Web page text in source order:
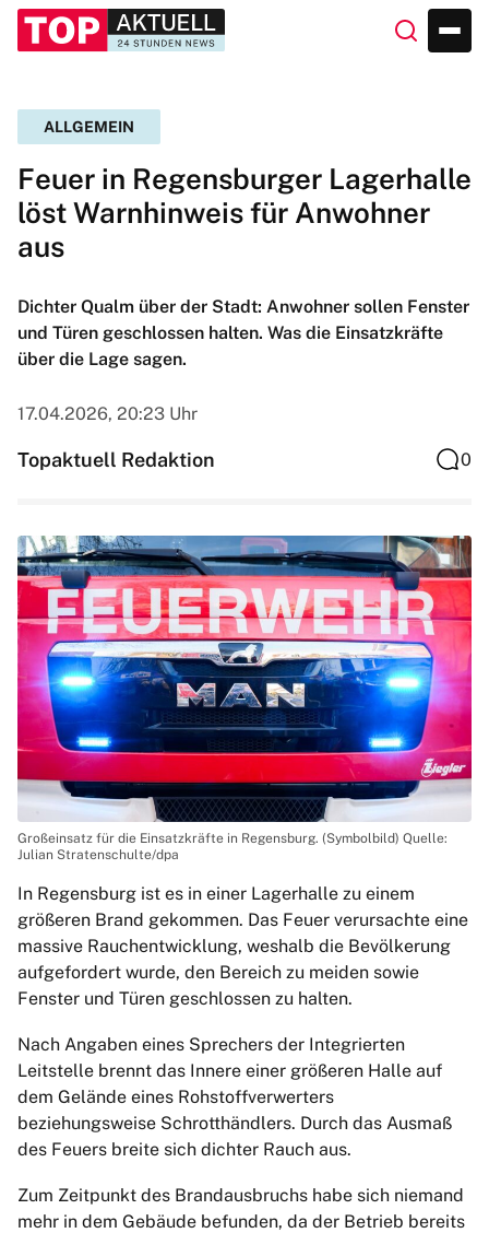
ALLGEMEIN
Feuer in Regensburger Lagerhalle
löst Warnhinweis für Anwohner
aus
Dichter Qualm über der Stadt: Anwohner sollen Fenster
und Türen geschlossen halten. Was die Einsatzkräfte
über die Lage sagen.
17.04.2026, 20:23 Uhr
Topaktuell Redaktion 0
Großeinsatz für die Einsatzkräfte in Regensburg. (Symbolbild) Quelle:
Julian Stratenschulte/dpa
In Regensburg ist es in einer Lagerhalle zu einem
größeren Brand gekommen. Das Feuer verursachte eine
massive Rauchentwicklung, weshalb die Bevölkerung
aufgefordert wurde, den Bereich zu meiden sowie
Fenster und Türen geschlossen zu halten.
Nach Angaben eines Sprechers der Integrierten
Leitstelle brennt das Innere einer größeren Halle auf
dem Gelände eines Rohstoffverwerters
beziehungsweise Schrotthändlers. Durch das Ausmaß
des Feuers breite sich dichter Rauch aus.
Zum Zeitpunkt des Brandausbruchs habe sich niemand
mehr in dem Gebäude befunden, da der Betrieb bereits